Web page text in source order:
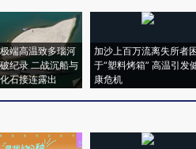
端高温致多瑙河
纪录 二战沉船与
石接连露出
加沙上百万流离失所者
于“塑料烤箱” 高温引发
康危机